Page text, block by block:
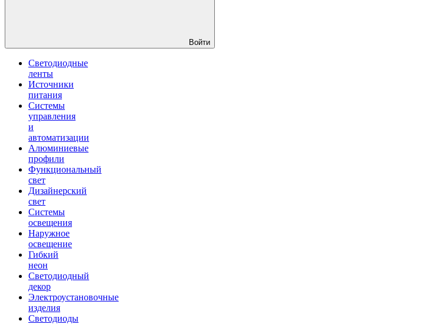
Войти
Светодиодные
ленты
Источники
питания
Системы
управления
и
автоматизации
Алюминиевые
профили
Функциональный
свет
Дизайнерский
свет
Системы
освещения
Наружное
освещение
Гибкий
неон
Светодиодный
декор
Электроустановочные
изделия
Светодиоды